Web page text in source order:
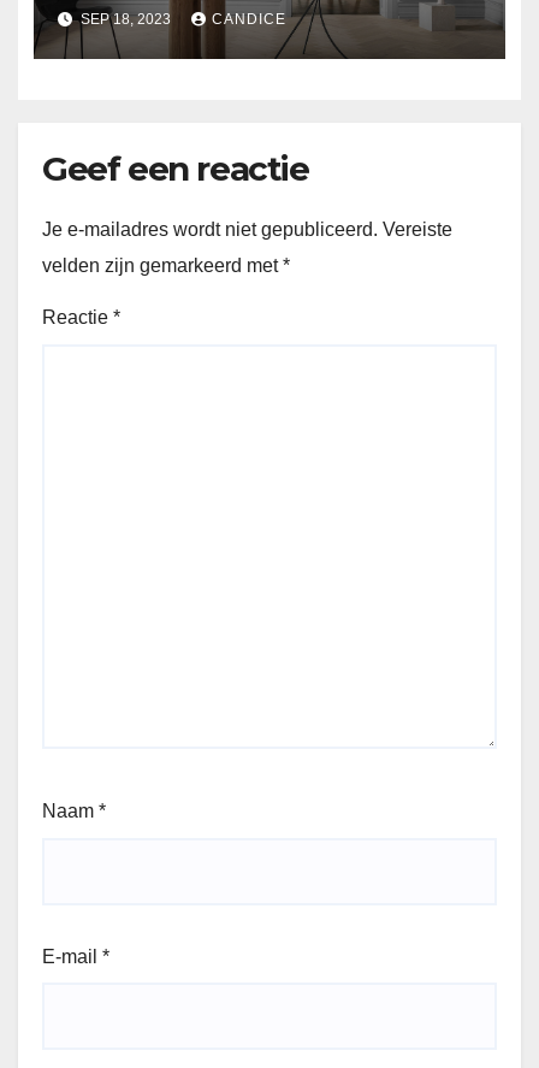
een Heldere Toekomst
SEP 18, 2023 CANDICE
Geef een reactie
Je e-mailadres wordt niet gepubliceerd. Vereiste
velden zijn gemarkeerd met*
Reactie *
Naam *
E-mail *